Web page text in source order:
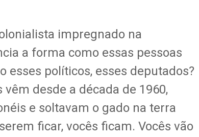
impregnado na
a forma como essas pessoas
esses políticos, esses deputados?
desde a década de 1960,
e soltavam o gado na terra
ficar, vocês ficam. Vocês vão